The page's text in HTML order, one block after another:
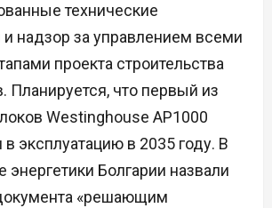
технические
и надзор за управлением всеми
проекта строительства
Планируется, что первый из
Westinghouse AP1000
эксплуатацию в 2035 году. В
энергетики Болгарии назвали
«решающим